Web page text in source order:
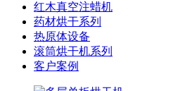
红木真空注蜡机
药材烘干系列
热原体设备
滚筒烘干机系列
客户案例